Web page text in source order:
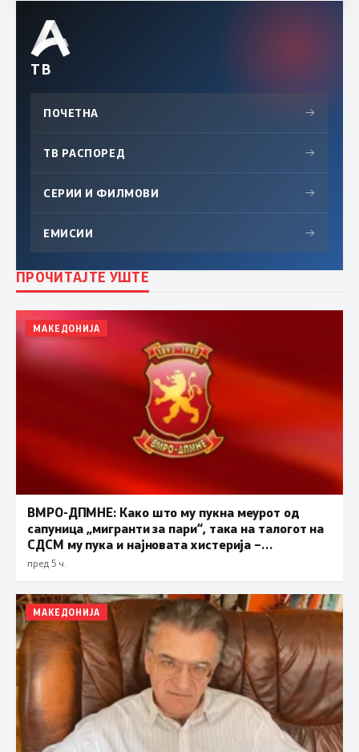
ТВ
ПОЧЕТНА →
ТВ РАСПОРЕД →
СЕРИИ И ФИЛМОВИ →
ЕМИСИИ →
ПРОЧИТАЈТЕ УШТЕ
МАКЕДОНИЈА
ВМРО-ДПМНЕ: Како што му пукна меурот од
сапуница „мигранти за пари“, така на талогот на
СДСМ му пука и најновата хистерија –
прифаќање на француски предлог
пред 5 ч.
МАКЕДОНИЈА